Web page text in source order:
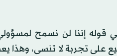
قوله إننا لن نسمح
على تجربة لا تنسى، وهذا